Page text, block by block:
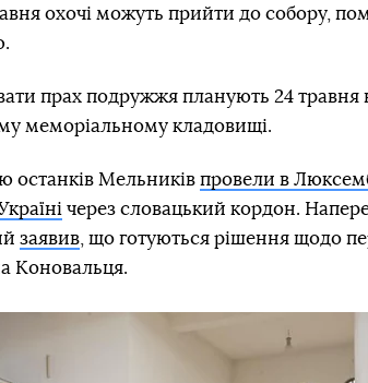
охочі можуть прийти до собору,
прах подружжя планують 24 травня
меморіальному кладовищі.
останків Мельників провели в
через словацький кордон.
заявив , що готуються рішення щодо
Коновальця.